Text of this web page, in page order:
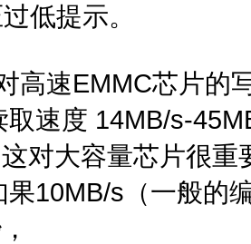
低提示。
速EMMC芯片的
度 14MB/s-
大容量芯片很重
s（一般的编